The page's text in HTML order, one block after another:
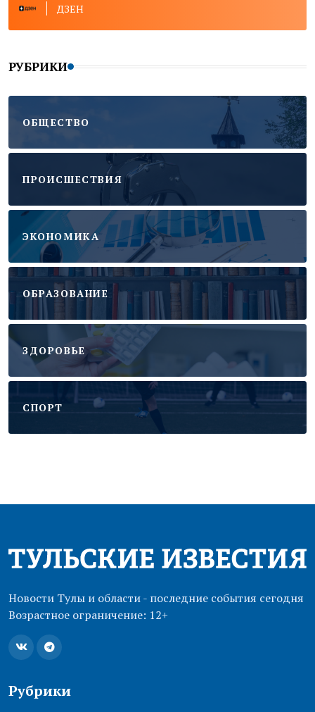
ДЗЕН
РУБРИКИ
ОБЩЕСТВО
ПРОИСШЕСТВИЯ
ЭКОНОМИКА
ОБРАЗОВАНИЕ
ЗДОРОВЬЕ
CПОРТ
Новости Тулы и области - последние события сегодня
Возрастное ограничение: 12+
Рубрики